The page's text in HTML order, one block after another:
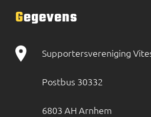
Gegevens
Supportersvereniging
Postbus 30332
6803 AH Arnhem